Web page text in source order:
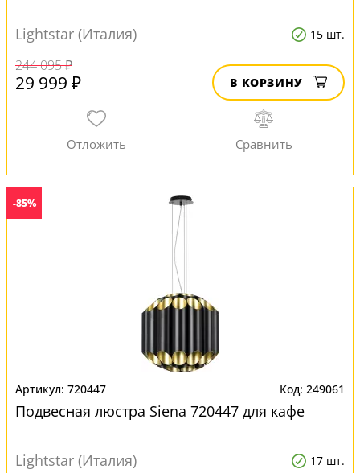
Lightstar (Италия) 15 шт.
244 095 ₽
29 999 ₽ В КОРЗИНУ
-85%
720447 249061
Подвесная люстра Siena 720447 для кафе
Lightstar (Италия) 17 шт.